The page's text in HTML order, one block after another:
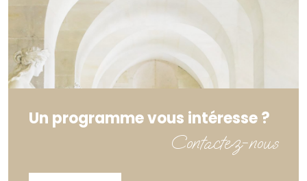
Un programme vous intéresse ?
Contactez-nous